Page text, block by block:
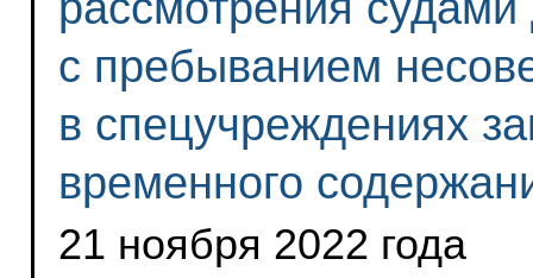
с пребыванием
в спецучреждениях
временного
21 ноября 2022 года